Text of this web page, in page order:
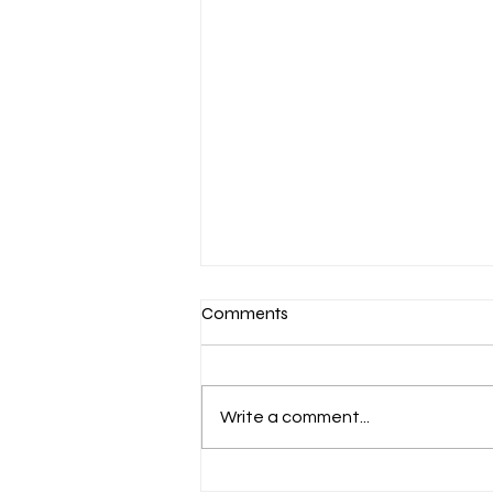
Comments
Write a comment...